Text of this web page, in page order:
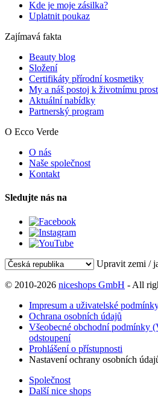
Kde je moje zásilka?
Uplatnit poukaz
Zajímavá fakta
Beauty blog
Složení
Certifikáty přírodní kosmetiky
My a náš postoj k životnímu
Aktuální nabídky
Partnerský program
O Ecco Verde
O nás
Naše společnost
Kontakt
Sledujte nás na
Upravit zemi /
© 2010-2026 niceshops GmbH - All
Impresum a uživatelské
Ochrana osobních údajů
Všeobecné obchodní podmínky
odstoupení
Prohlášení o přístupnosti
Nastavení ochrany osobních
Společnost
Další nice shops